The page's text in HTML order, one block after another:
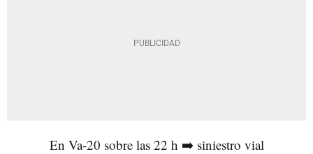
En Va-20 sobre las 22 h ➡️ siniestro vial